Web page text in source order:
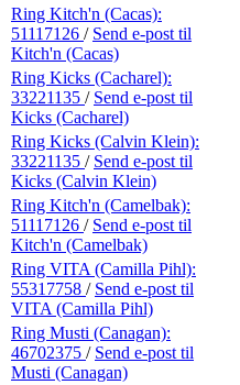
Ring Kitch'n (Cacas):
51117126 / Send e-post til
Kitch'n (Cacas)
Ring Kicks (Cacharel):
33221135 / Send e-post til
Kicks (Cacharel)
Ring Kicks (Calvin Klein):
33221135 / Send e-post til
Kicks (Calvin Klein)
Ring Kitch'n (Camelbak):
51117126 / Send e-post til
Kitch'n (Camelbak)
Ring VITA (Camilla Pihl):
55317758 / Send e-post til
VITA (Camilla Pihl)
Ring Musti (Canagan):
46702375 / Send e-post til
Musti (Canagan)